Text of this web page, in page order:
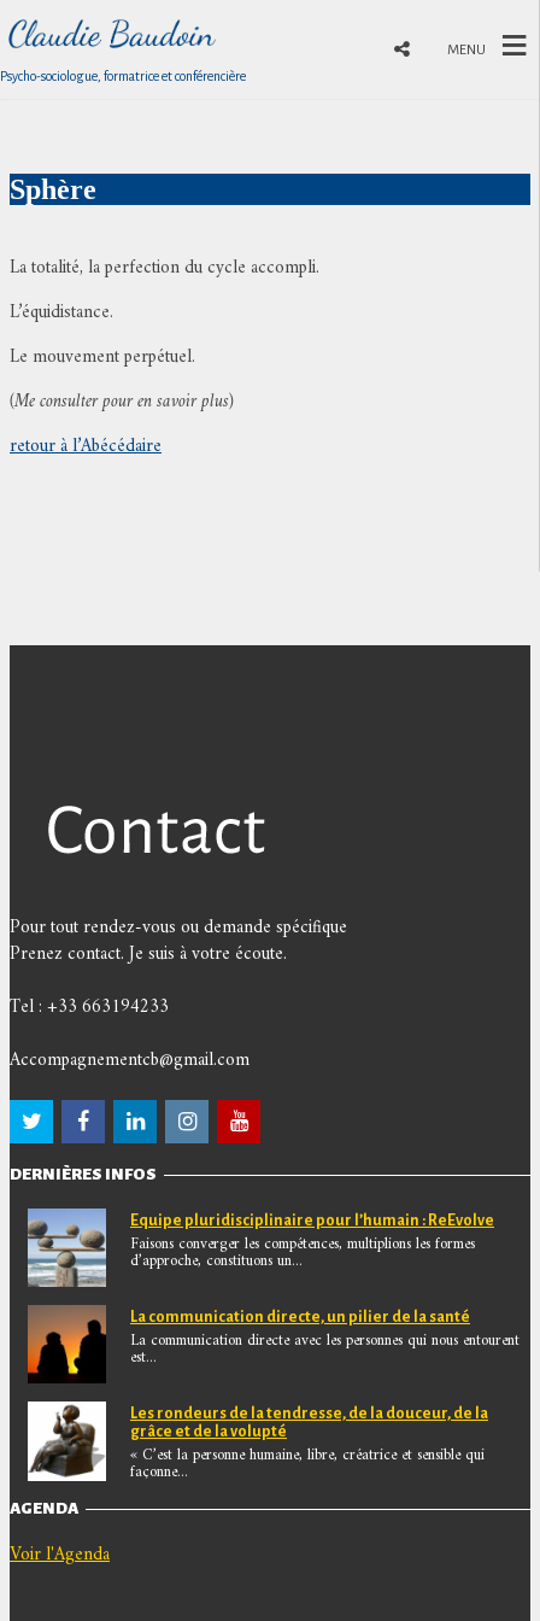
Psycho-sociologue, formatrice et conférencière
MENU
Sphère
La totalité, la perfection du cycle accompli.
L’équidistance.
Le mouvement perpétuel.
(Me consulter pour en savoir plus)
retour à l’Abécédaire
Pour tout rendez-vous ou demande spécifique
Prenez contact. Je suis à votre écoute.
Tel : +33 663194233
Accompagnementcb@gmail.com
DERNIÈRES INFOS
Equipe pluridisciplinaire pour l’humain : ReEvolve
Faisons converger les compétences, multiplions les formes
d’approche, constituons un...
La communication directe, un pilier de la santé
La communication directe avec les personnes qui nous entourent
est...
Les rondeurs de la tendresse, de la douceur, de la
grâce et de la volupté
« C’est la personne humaine, libre, créatrice et sensible qui
façonne...
AGENDA
Voir l'Agenda